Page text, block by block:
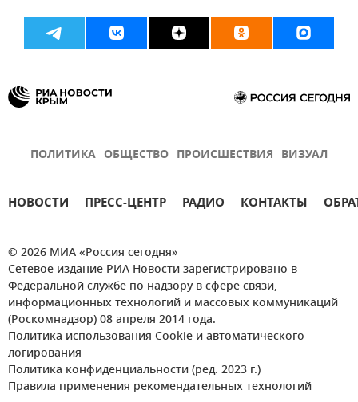
ПОЛИТИКА ОБЩЕСТВО ПРОИСШЕСТВИЯ ВИЗУАЛ
НОВОСТИ ПРЕСС-ЦЕНТР РАДИО КОНТАКТЫ
© 2026 МИА «Россия сегодня»
Сетевое издание РИА Новости зарегистрировано в
Федеральной службе по надзору в сфере связи,
информационных технологий и массовых коммуникаций
(Роскомнадзор) 08 апреля 2014 года.
Политика использования Cookie и автоматического
логирования
Политика конфиденциальности (ред. 2023 г.)
Правила применения рекомендательных технологий